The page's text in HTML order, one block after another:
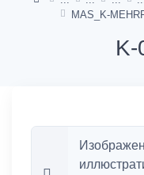
K-